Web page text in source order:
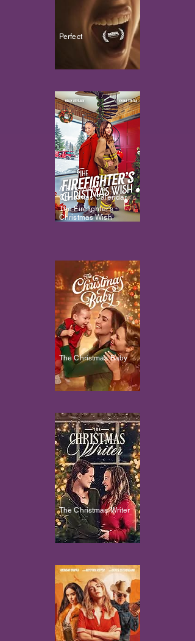
Perfect
A Firefighter's
Christmas Calendar
The Firefighter's
Christmas Wish
The Christmas Baby
The Christmas Writer